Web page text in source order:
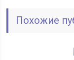
Похожие